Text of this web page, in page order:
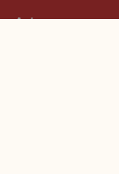
Auteurs